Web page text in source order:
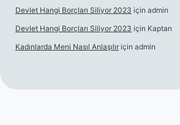
Devlet Hangi Borçları Siliyor 2023 için admin
Devlet Hangi Borçları Siliyor 2023 için Kaptan
Kadınlarda Meni Nasıl Anlaşılır için admin